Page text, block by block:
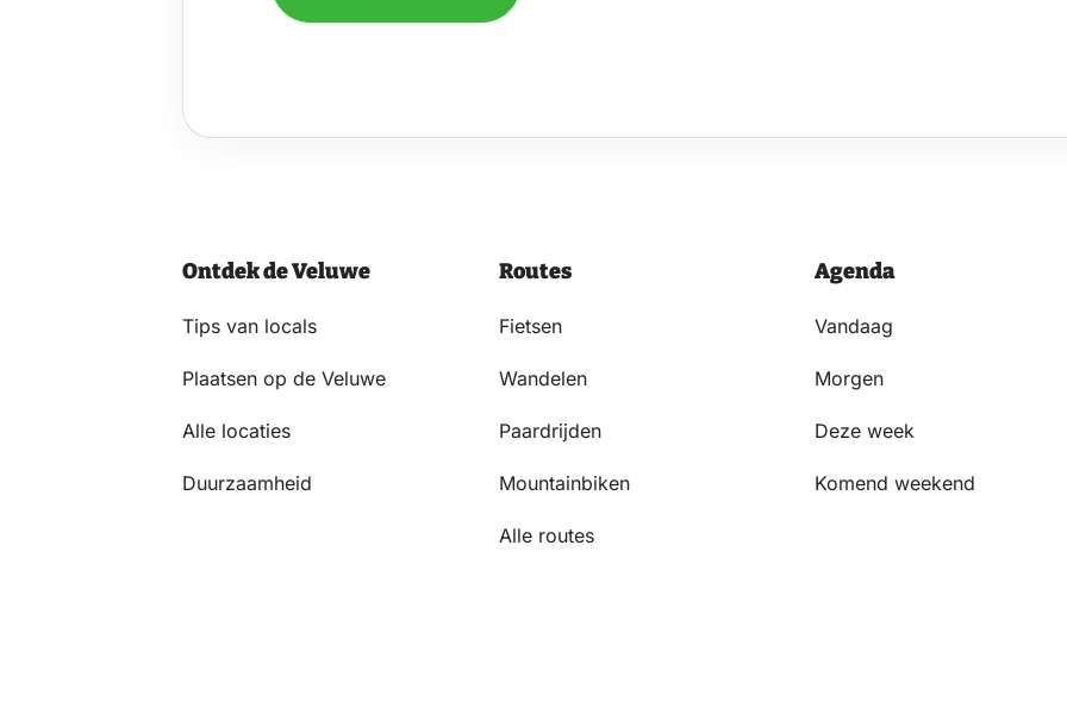
NIEUWSBRIEF
HET
Ontdek de Veluwe
Tips van locals
Plaatsen op de Veluwe
Alle locaties
Duurzaamheid
Routes
Fietsen
Wandelen
Paardrijden
Mountainbiken
Alle routes
Agenda
Vandaag
Morgen
Deze week
Komend weekend